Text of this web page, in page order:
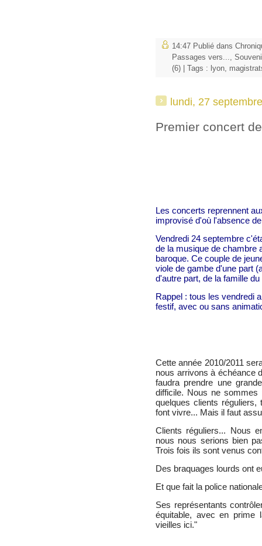
14:47 Publié dans
Passages vers...,
(6) | Tags : lyon,
lundi, 27
Premier concert
Les concerts reprennent
improvisé d'où l'absence
Vendredi 24 septembre
de la musique de chambre
baroque. Ce couple de
viole de gambe d'une part
d'autre part, de la famille du
Rappel : tous les vendredi
festif, avec ou sans
Cette année 2010/2011
nous arrivons à échéance
faudra prendre une
difficile. Nous ne
quelques clients
font vivre... Mais il faut
Clients réguliers... Nous
nous nous serions bien
Trois fois ils sont venus
Des braquages lourds ont
Et que fait la police
Ses représentants
équitable, avec en
vieilles ici."